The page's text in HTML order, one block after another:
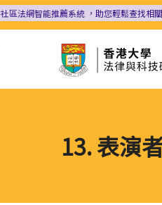
社區法網智能推薦系統 ，助您輕鬆查找相
13. 表演